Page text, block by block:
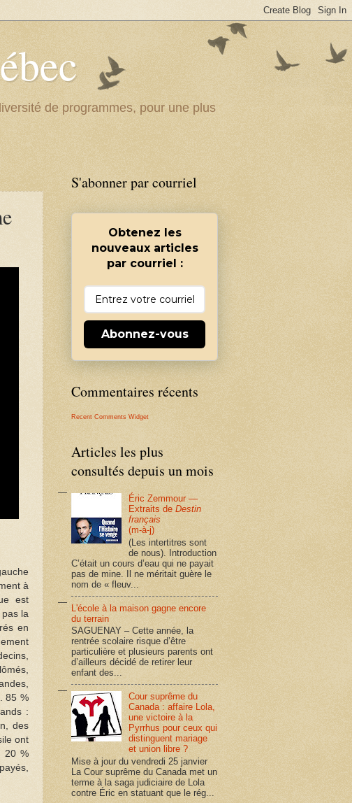
de programmes, pour une plus
à
est
la
en
85 %
:
des
ont
20 %
S'abonner par courriel
Obtenez les
nouveaux articles
par courriel :
Abonnez-vous
Commentaires récents
Recent Comments Widget
Articles les plus
consultés depuis un mois
Éric Zemmour —
Extraits deDestin
français
(m-à-j)
(Les intertitres sont
de nous). Introduction
C’était un cours d’eau qui ne payait
pas de mine. Il ne méritait guère le
nom de « fleuv...
L'école à la maison gagne encore
du terrain
SAGUENAY – Cette année, la
rentrée scolaire risque d’être
particulière et plusieurs parents ont
d’ailleurs décidé de retirer leur
enfant des...
Cour suprême du
Canada : affaire Lola,
une victoire à la
Pyrrhus pour ceux qui
distinguent mariage
et union libre ?
Mise à jour du vendredi 25 janvier
La Cour suprême du Canada met un
terme à la saga judiciaire de Lola
contre Éric en statuant que le rég...